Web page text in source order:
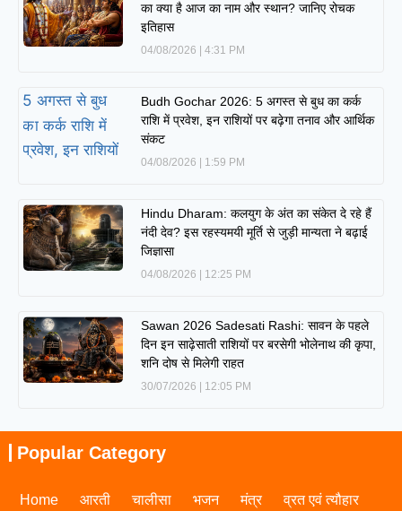
का क्या है आज का नाम और स्थान? जानिए रोचक
इतिहास
04/08/2026 4:31 PM
Budh Gochar 2026: 5 अगस्त से बुध का कर्क
राशि में प्रवेश, इन राशियों पर बढ़ेगा तनाव और आर्थिक
संकट
04/08/2026 1:59 PM
Hindu Dharam: कलयुग के अंत का संकेत दे रहे हैं
नंदी देव? इस रहस्यमयी मूर्ति से जुड़ी मान्यता ने बढ़ाई
जिज्ञासा
04/08/2026 12:25 PM
Sawan 2026 Sadesati Rashi: सावन के पहले
दिन इन साढ़ेसाती राशियों पर बरसेगी भोलेनाथ की कृपा,
शनि दोष से मिलेगी राहत
30/07/2026 12:05 PM
Popular Category
Home आरती चालीसा भजन मंत्र व्रत एवं त्यौहार